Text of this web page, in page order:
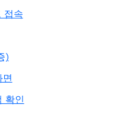
접속
)
확인